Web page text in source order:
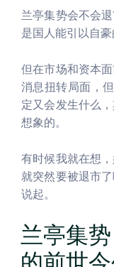
兰亭集势会不会
是国人能引以自豪
但在市场和资本
消息扭转局面，
定又会发生什么
想象的。
有时候我就在想
就突然要被退市
说起。
兰亭集